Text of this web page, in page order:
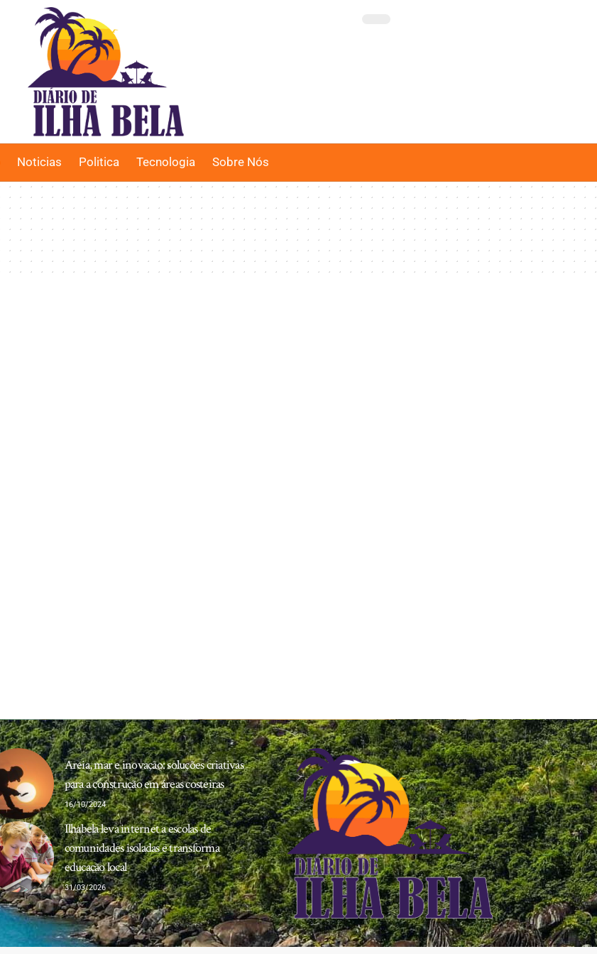
Noticias Politica Tecnologia Sobre Nós
Areia, mar e inovação: soluções criativas
para a construção em áreas costeiras
16/10/2024
Ilhabela leva internet a escolas de
comunidades isoladas e transforma
educação local
31/03/2026